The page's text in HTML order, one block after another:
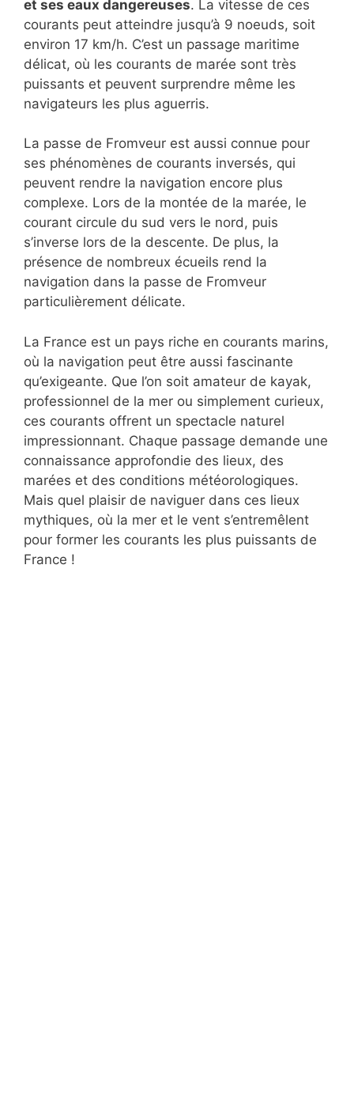
et ses eaux dangereuses. La vitesse de ces
courants peut atteindre jusqu’à 9 noeuds, soit
environ 17 km/h. C’est un passage maritime
délicat, où les courants de marée sont très
puissants et peuvent surprendre même les
navigateurs les plus aguerris.
La passe de Fromveur est aussi connue pour
ses phénomènes de courants inversés, qui
peuvent rendre la navigation encore plus
complexe. Lors de la montée de la marée, le
courant circule du sud vers le nord, puis
s’inverse lors de la descente. De plus, la
présence de nombreux écueils rend la
navigation dans la passe de Fromveur
particulièrement délicate.
La France est un pays riche en courants marins,
où la navigation peut être aussi fascinante
qu’exigeante. Que l’on soit amateur de kayak,
professionnel de la mer ou simplement curieux,
ces courants offrent un spectacle naturel
impressionnant. Chaque passage demande une
connaissance approfondie des lieux, des
marées et des conditions météorologiques.
Mais quel plaisir de naviguer dans ces lieux
mythiques, où la mer et le vent s’entremêlent
pour former les courants les plus puissants de
France !